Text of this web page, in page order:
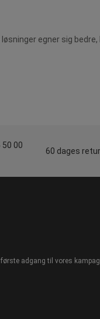
egner sig bedre,
00
60 dages
adgang til vores